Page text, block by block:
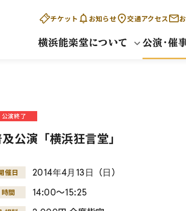
チケット お知らせ 交通アクセス
横浜能楽堂について 公演・催
公演終了
公演「横浜狂言堂」
催日 2014年4月 13日 （日 ）
時間 14:00～15:25